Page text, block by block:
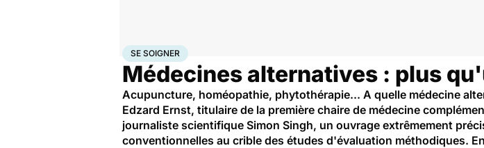
AccueilSantéMaladies
SE SOIGNER
Médecines alternatives : plus
Acupuncture, homéopathie, phytothérapie... A quelle médecine
Edzard Ernst, titulaire de la première chaire de médecine
journaliste scientifique Simon Singh, un ouvrage extrêmement
conventionnelles au crible des études d'évaluation méthodiques.